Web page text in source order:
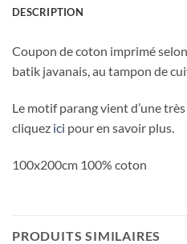
DESCRIPTION
Coupon de coton imprimé
batik javanais, au tampon de
Le motif parang vient d’une
cliquez ici pour en savoir plus.
100x200cm 100% coton
PRODUITS SIMILAIRES